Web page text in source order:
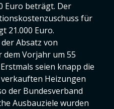
Euro beträgt. Der
für
21.000 Euro.
Absatz von
Vorjahr um 55
seien knapp die
Heizungen
der Bundesverband
Ausbauziele wurden